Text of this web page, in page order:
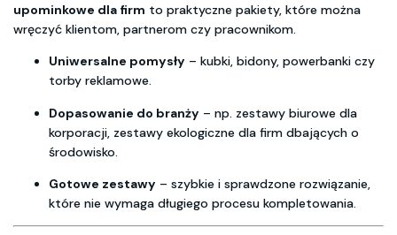
upominkowe dla firm to praktyczne pakiety, które można
wręczyć klientom, partnerom czy pracownikom.
Uniwersalne pomysły – kubki, bidony, powerbanki czy
torby reklamowe.
Dopasowanie do branży – np. zestawy biurowe dla
korporacji, zestawy ekologiczne dla firm dbających o
środowisko.
Gotowe zestawy – szybkie i sprawdzone rozwiązanie,
które nie wymaga długiego procesu kompletowania.